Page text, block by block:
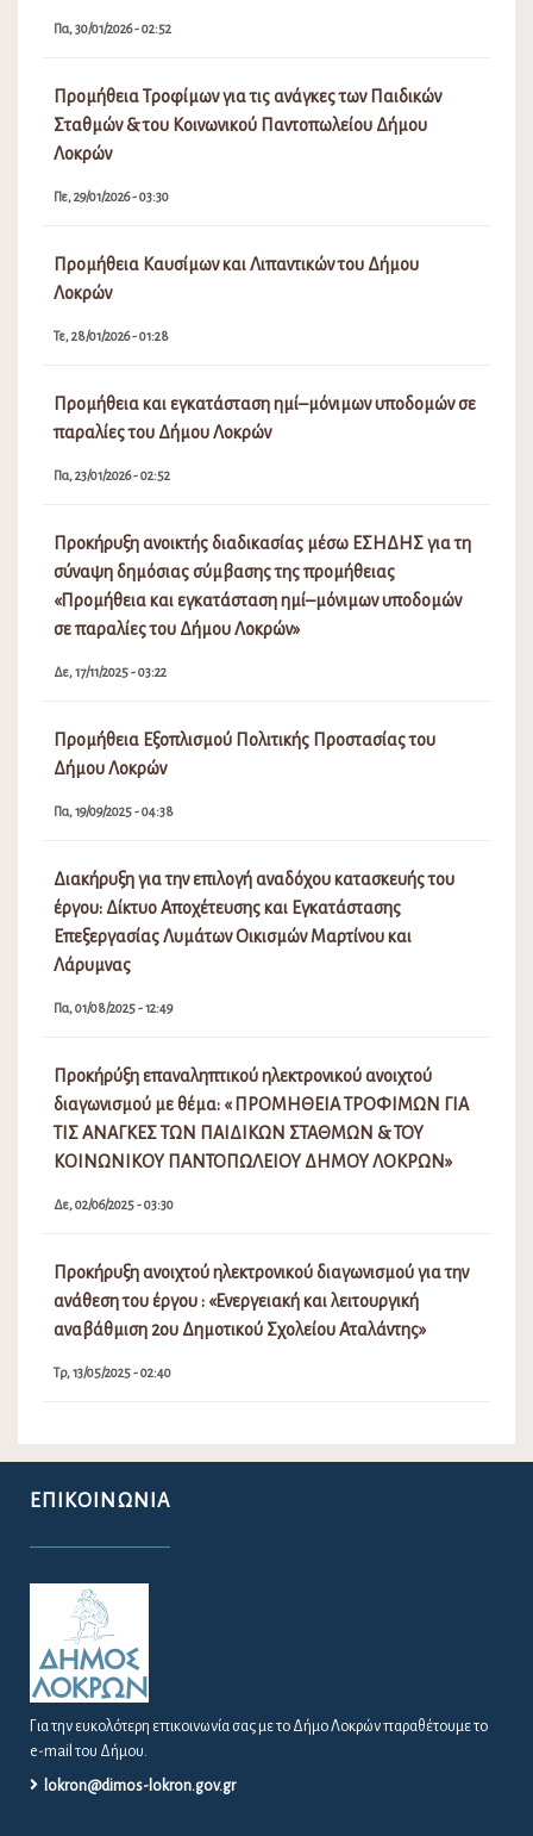
Πα, 30/01/2026 - 02:52
Προμήθεια Τροφίμων για τις ανάγκες των Παιδικών
Σταθμών & του Κοινωνικού Παντοπωλείου Δήμου
Λοκρών
Πε, 29/01/2026 - 03:30
Προμήθεια Καυσίμων και Λιπαντικών του Δήμου
Λοκρών
Τε, 28/01/2026 - 01:28
Προμήθεια και εγκατάσταση ημί–μόνιμων υποδομών σε
παραλίες του Δήμου Λοκρών
Πα, 23/01/2026 - 02:52
Προκήρυξη ανοικτής διαδικασίας μέσω ΕΣΗΔΗΣ για τη
σύναψη δημόσιας σύμβασης της προμήθειας
«Προμήθεια και εγκατάσταση ημί–μόνιμων υποδομών
σε παραλίες του Δήμου Λοκρών»
Δε, 17/11/2025 - 03:22
Προμήθεια Εξοπλισμού Πολιτικής Προστασίας του
Δήμου Λοκρών
Πα, 19/09/2025 - 04:38
Διακήρυξη για την επιλογή αναδόχου κατασκευής του
έργου: Δίκτυο Αποχέτευσης και Εγκατάστασης
Επεξεργασίας Λυμάτων Οικισμών Μαρτίνου και
Λάρυμνας
Πα, 01/08/2025 - 12:49
Προκήρύξη επαναληπτικού ηλεκτρονικού ανοιχτού
διαγωνισμού με θέμα: « ΠΡΟΜΗΘΕΙΑ ΤΡΟΦΙΜΩΝ ΓΙΑ
ΤΙΣ ΑΝΑΓΚΕΣ ΤΩΝ ΠΑΙΔΙΚΩΝ ΣΤΑΘΜΩΝ & ΤΟΥ
ΚΟΙΝΩΝΙΚΟΥ ΠΑΝΤΟΠΩΛΕΙΟΥ ΔΗΜΟΥ ΛΟΚΡΩΝ»
Δε, 02/06/2025 - 03:30
Προκήρυξη ανοιχτού ηλεκτρονικού διαγωνισμού για την
ανάθεση του έργου : «Ενεργειακή και λειτουργική
αναβάθμιση 2ου Δημοτικού Σχολείου Αταλάντης»
Τρ, 13/05/2025 - 02:40
ΕΠΙΚΟΙΝΩΝΊΑ
Για την ευκολότερη επικοινωνία σας με το Δήμο Λοκρών παραθέτουμε το
e-mail του Δήμου.
lokron@dimos-lokron.gov.gr